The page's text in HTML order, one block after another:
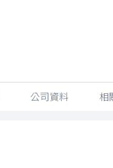
公司資料 相